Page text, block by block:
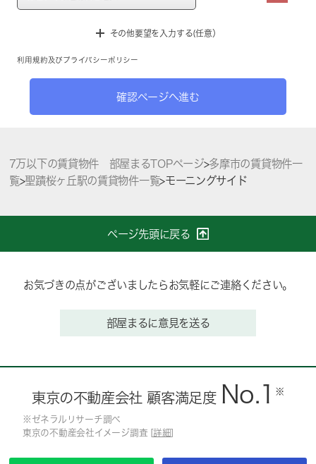
その他要望を入力する(任意）
利用規約 及び プライバシーポリシー
確認ページへ進む
7万以下の賃貸物件 部屋まるTOPページ>多摩市の賃貸物件一
覧>聖蹟桜ヶ丘駅の賃貸物件一覧>モーニングサイド
ページ先頭に戻る
お気づきの点がございましたらお気軽にご連絡ください。
部屋まるに意見を送る
東京の不動産会社 顧客満足度 No.1 ※
※ゼネラルリサーチ調べ
東京の不動産会社イメージ調査 [ 詳細